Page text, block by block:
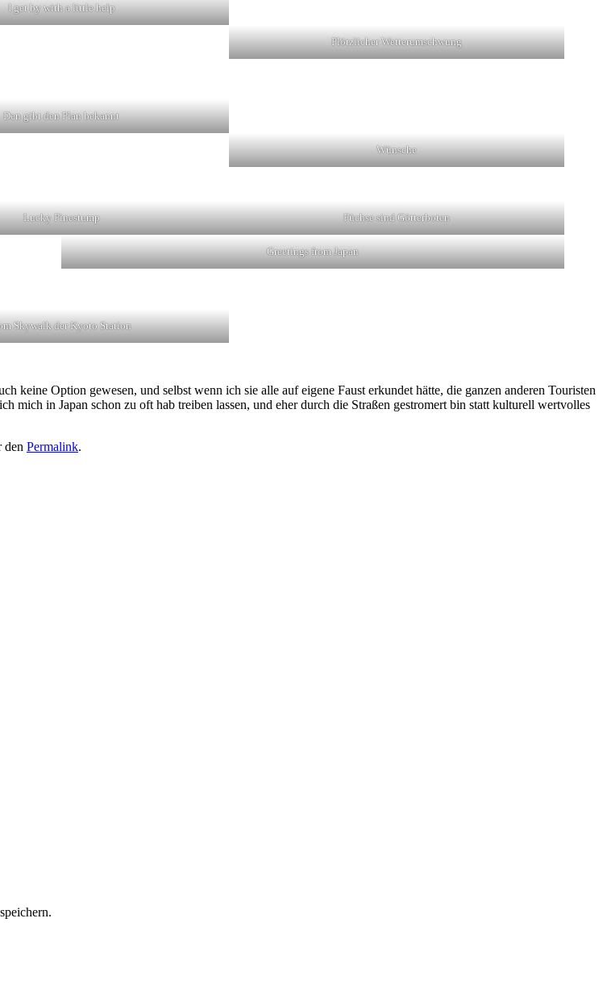
I get by with a little help
Plötzlicher Wetterumschwung
Den gibt den Plan bekannt
Wünsche
Lucky Pinestump Füchse sind Götterboten
Greetings from Japan
Skywalk der Kyoto Station
keine Option gewesen, und selbst wenn ich sie alle auf eigene Faust erkundet hätte, die ganzen anderen Touristen
mich in Japan schon zu oft hab treiben lassen, und eher durch die Straßen gestromert bin statt kulturell wertvolles
den Permalink.